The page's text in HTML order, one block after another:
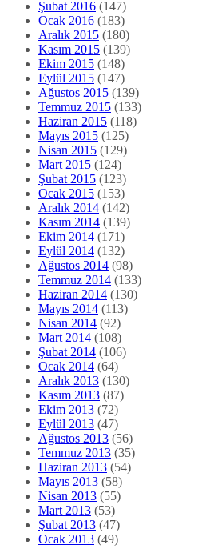
Şubat 2016 (147)
Ocak 2016 (183)
Aralık 2015 (180)
Kasım 2015 (139)
Ekim 2015 (148)
Eylül 2015 (147)
Ağustos 2015 (139)
Temmuz 2015 (133)
Haziran 2015 (118)
Mayıs 2015 (125)
Nisan 2015 (129)
Mart 2015 (124)
Şubat 2015 (123)
Ocak 2015 (153)
Aralık 2014 (142)
Kasım 2014 (139)
Ekim 2014 (171)
Eylül 2014 (132)
Ağustos 2014 (98)
Temmuz 2014 (133)
Haziran 2014 (130)
Mayıs 2014 (113)
Nisan 2014 (92)
Mart 2014 (108)
Şubat 2014 (106)
Ocak 2014 (64)
Aralık 2013 (130)
Kasım 2013 (87)
Ekim 2013 (72)
Eylül 2013 (47)
Ağustos 2013 (56)
Temmuz 2013 (35)
Haziran 2013 (54)
Mayıs 2013 (58)
Nisan 2013 (55)
Mart 2013 (53)
Şubat 2013 (47)
Ocak 2013 (49)